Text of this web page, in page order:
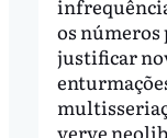
os números
justificar
verve